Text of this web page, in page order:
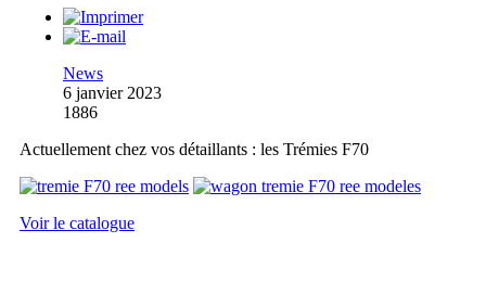
News
6 janvier 2023
1886
Actuellement chez vos détaillants : les Trémies F70
Voir le catalogue